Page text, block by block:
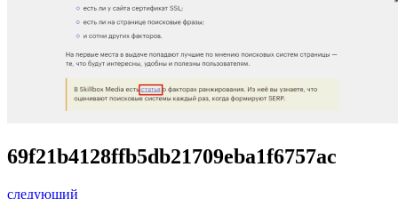
69f21b4128ffb5db21709eba1f6757ac
следующий